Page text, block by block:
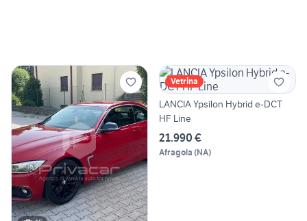
Vetrina
LANCIA Ypsilon Hybrid e-DCT
HF Line
21.990 €
Afragola (NA)